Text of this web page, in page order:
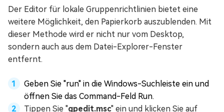
Der Editor für lokale Gruppenrichtlinien bietet eine
weitere Möglichkeit, den Papierkorb auszublenden. Mit
dieser Methode wird er nicht nur vom Desktop,
sondern auch aus dem Datei-Explorer-Fenster
entfernt.
Geben Sie "run" in die Windows-Suchleiste ein und
öffnen Sie das Command-Feld Run.
Tippen Sie "gpedit.msc" ein und klicken Sie auf